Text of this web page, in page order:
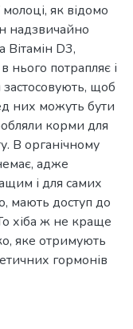
як відомо
надзвичайно
Вітамін D3,
нього потрапляє і
щоб
них можуть бути
корми для
В органічному
адже
і для самих
мають доступ до
хіба ж не краще
яке отримують
гормонів